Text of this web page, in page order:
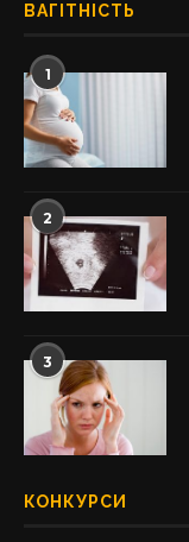
ВАГІТНІСТЬ
1
2
3
КОНКУРСИ